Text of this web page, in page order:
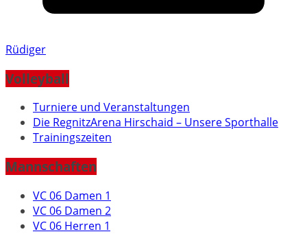
Rüdiger
Volleyball
Turniere und Veranstaltungen
Die RegnitzArena Hirschaid – Unsere Sporthalle
Trainingszeiten
Mannschaften
VC 06 Damen 1
VC 06 Damen 2
VC 06 Herren 1